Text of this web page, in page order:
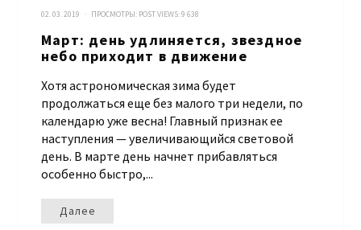
02. 03. 2019 · ПРОСМОТРЫ: POST VIEWS:9 638
Март: день удлиняется, звездное
небо приходит в движение
Хотя астрономическая зима будет
продолжаться еще без малого три недели, по
календарю уже весна! Главный признак ее
наступления — увеличивающийся световой
день. В марте день начнет прибавляться
особенно быстро,...
Далее